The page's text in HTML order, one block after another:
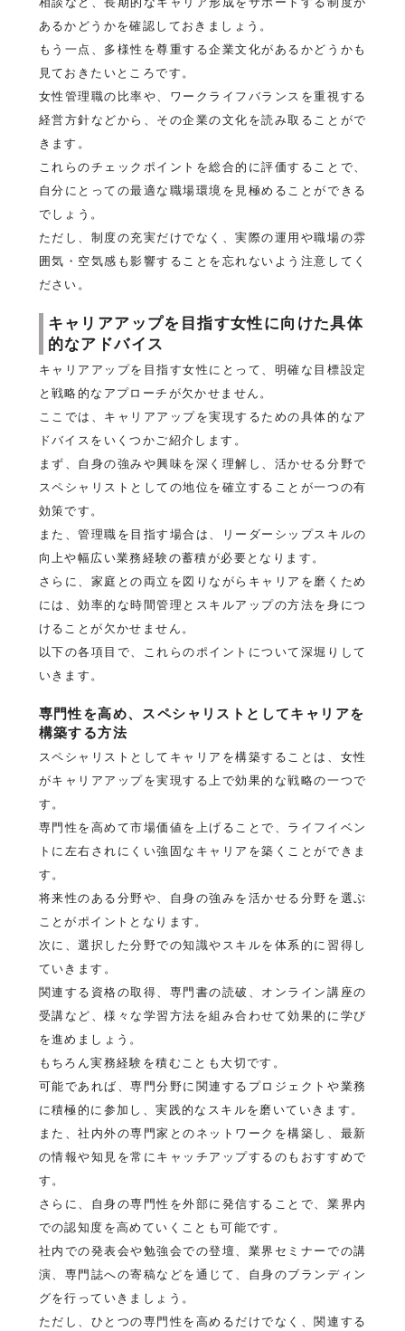
あるかどうかを確認しておきましょう。
もう一点、多様性を尊重する企業文化があるかどうかも
見ておきたいところです。
女性管理職の比率や、ワークライフバランスを重視する
経営方針などから、その企業の文化を読み取ることがで
きます。
これらのチェックポイントを総合的に評価することで、
自分にとっての最適な職場環境を見極めることができる
でしょう。
ただし、制度の充実だけでなく、実際の運用や職場の雰
囲気・空気感も影響することを忘れないよう注意してく
ださい。
キャリアアップを目指す女性に向けた具体
的なアドバイス
キャリアアップを目指す女性にとって、明確な目標設定
と戦略的なアプローチが欠かせません。
ここでは、キャリアアップを実現するための具体的なア
ドバイスをいくつかご紹介します。
まず、自身の強みや興味を深く理解し、活かせる分野で
スペシャリストとしての地位を確立することが一つの有
効策です。
また、管理職を目指す場合は、リーダーシップスキルの
向上や幅広い業務経験の蓄積が必要となります。
さらに、家庭との両立を図りながらキャリアを磨くため
には、効率的な時間管理とスキルアップの方法を身につ
けることが欠かせません。
以下の各項目で、これらのポイントについて深堀りして
いきます。
専門性を高め、スペシャリストとしてキャリアを
構築する方法
スペシャリストとしてキャリアを構築することは、女性
がキャリアアップを実現する上で効果的な戦略の一つで
す。
専門性を高めて市場価値を上げることで、ライフイベン
トに左右されにくい強固なキャリアを築くことができま
す。
将来性のある分野や、自身の強みを活かせる分野を選ぶ
ことがポイントとなります。
次に、選択した分野での知識やスキルを体系的に習得し
ていきます。
関連する資格の取得、専門書の読破、オンライン講座の
受講など、様々な学習方法を組み合わせて効果的に学び
を進めましょう。
もちろん実務経験を積むことも大切です。
可能であれば、専門分野に関連するプロジェクトや業務
に積極的に参加し、実践的なスキルを磨いていきます。
また、社内外の専門家とのネットワークを構築し、最新
の情報や知見を常にキャッチアップするのもおすすめで
す。
さらに、自身の専門性を外部に発信することで、業界内
での認知度を高めていくことも可能です。
社内での発表会や勉強会での登壇、業界セミナーでの講
演、専門誌への寄稿などを通じて、自身のブランディン
グを行っていきましょう。
ただし、ひとつの専門性を高めるだけでなく、関連する